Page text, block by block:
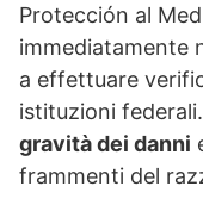
Protección al
immediatamente
a effettuare
istituzioni
gravità dei danni
frammenti del